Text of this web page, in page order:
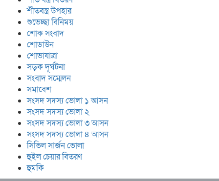
শীতবস্ত্র উপহার
শুভেচ্ছা বিনিময়
শোক সংবাদ
শোডাউন
শোভাযাত্রা
সড়ক দূর্ঘটনা
সংবাদ সম্মেলন
সমাবেশ
সংসদ সদস্য ভোলা ১ আসন
সংসদ সদস্য ভোলা ২
সংসদ সদস্য ভোলা ৩ আসন
সংসদ সদস্য ভোলা ৪ আসন
সিভিল সার্জন ভোলা
হুইল চেয়ার বিতরণ
হুমকি